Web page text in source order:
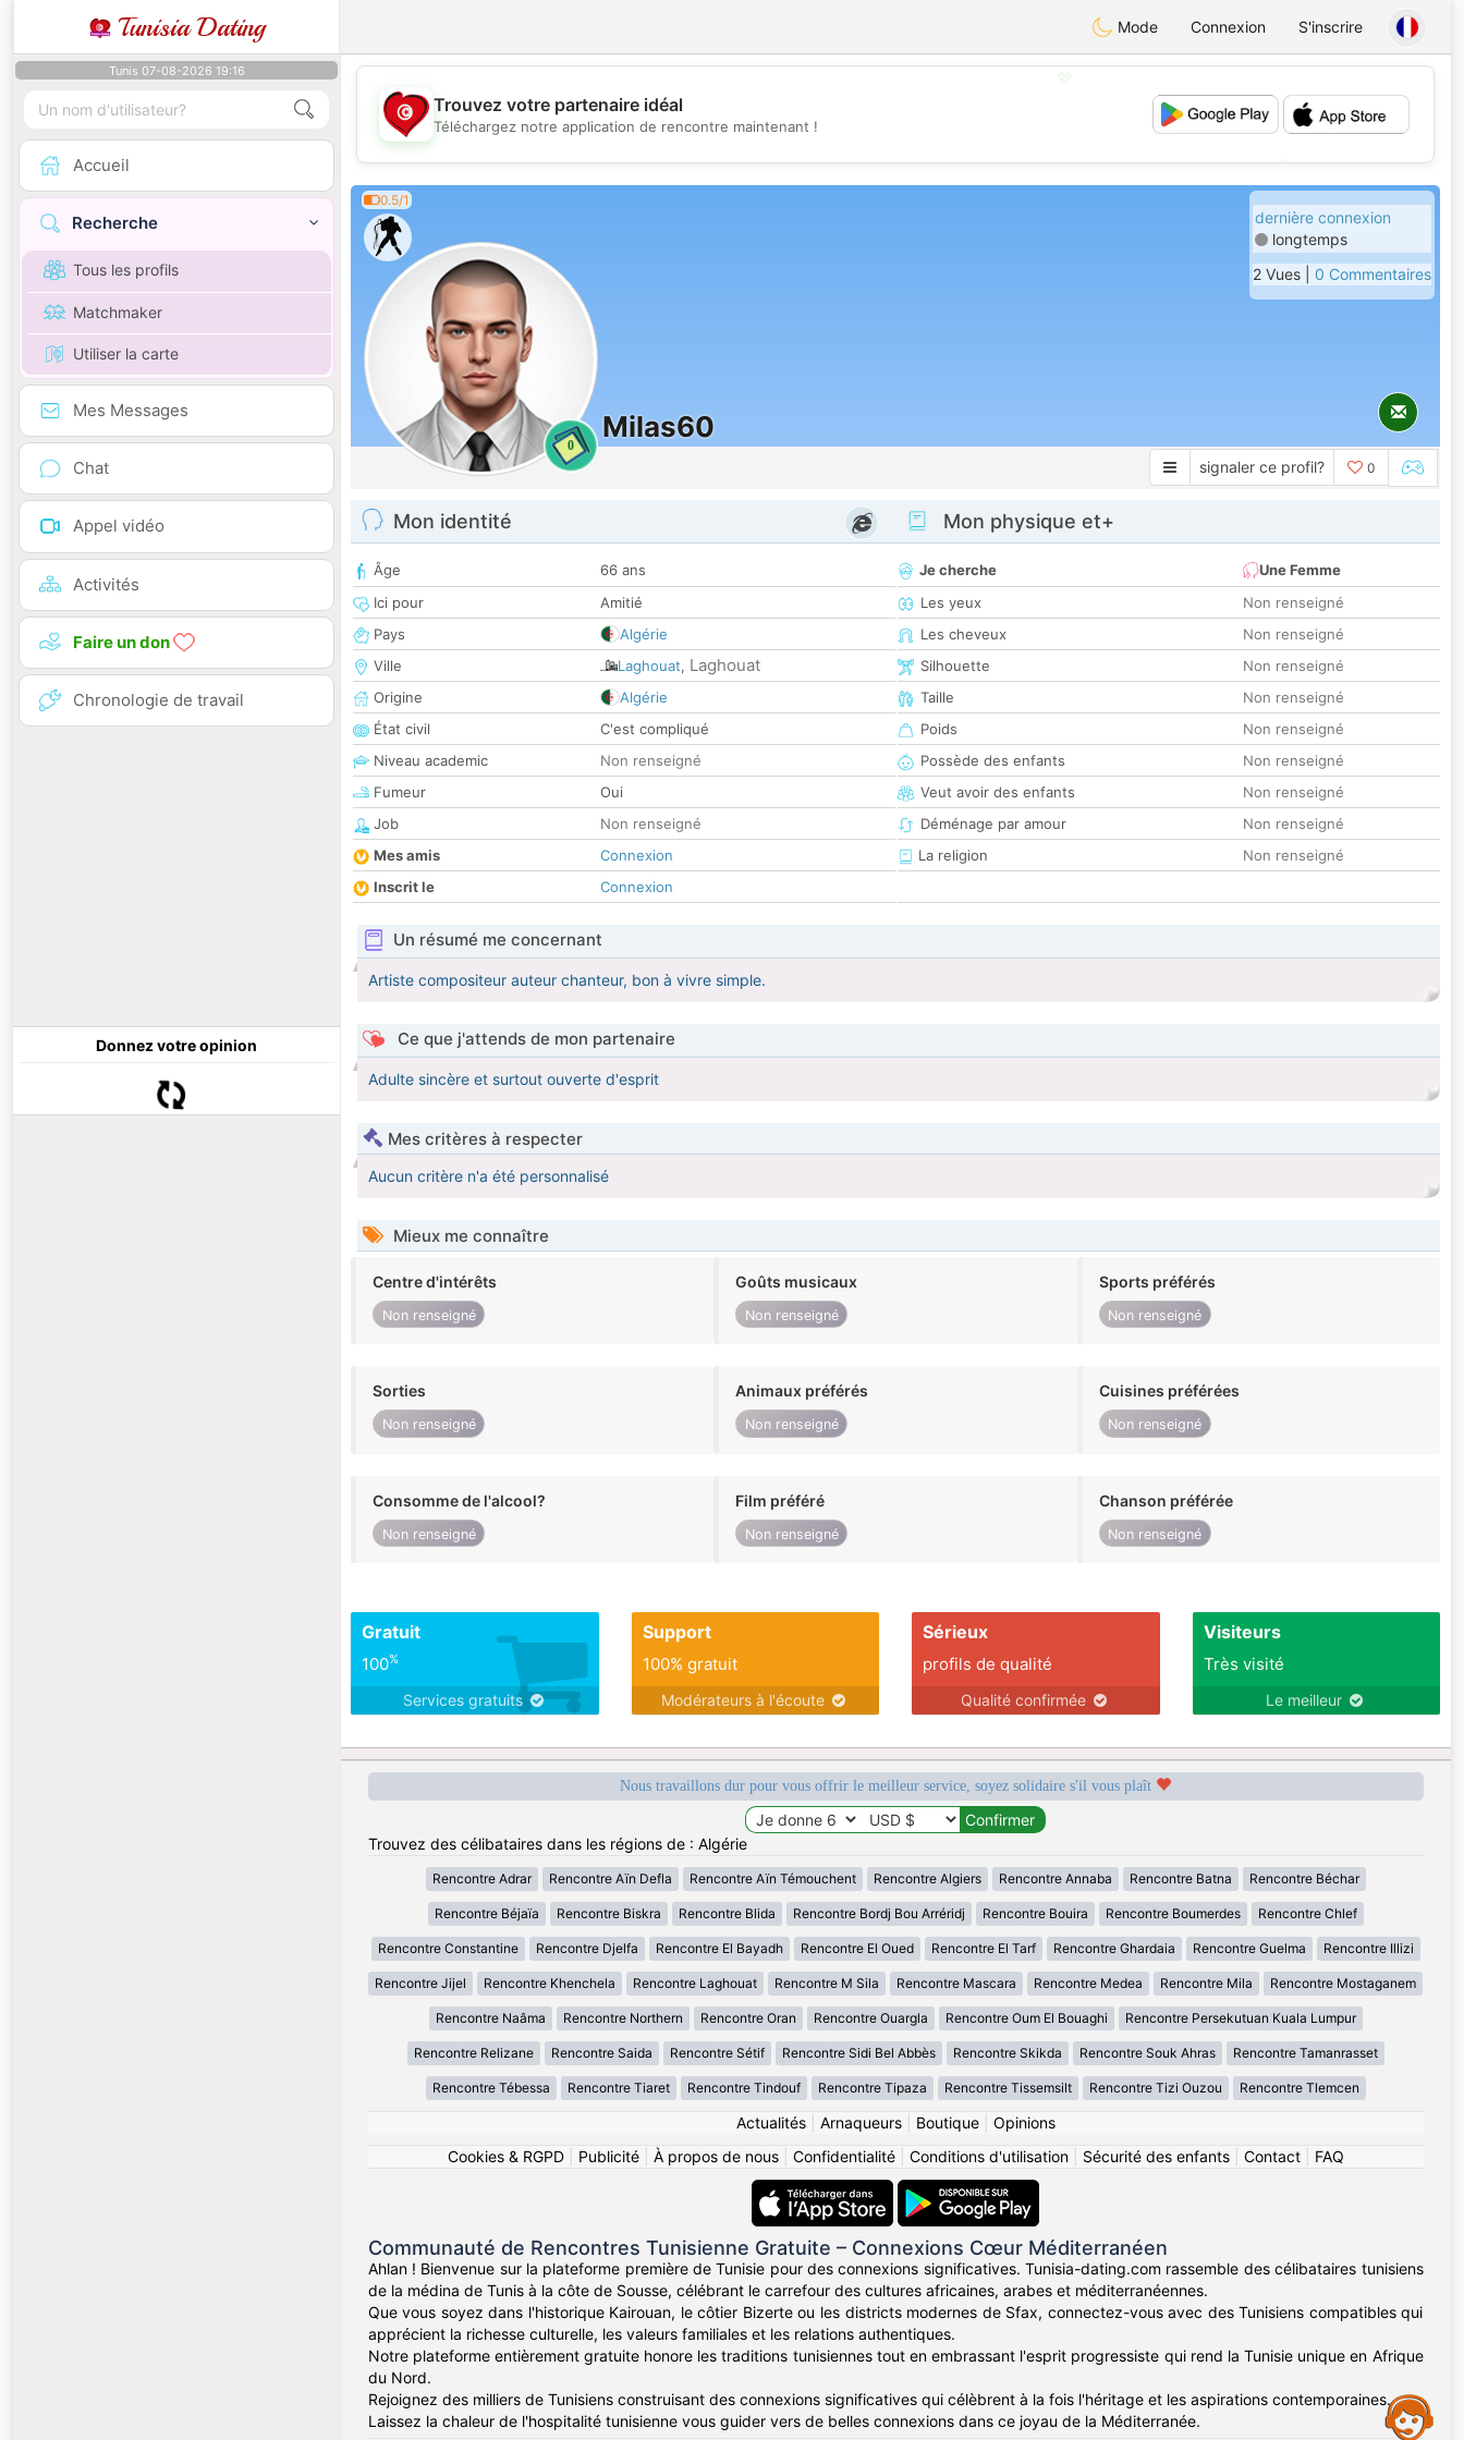
Tunisia Dating Mode Connexion S'inscrire
Tunis 07-08-2026 19:16
Accueil
Recherche
Tous les profils
Matchmaker
Utiliser la carte
Mes Messages
Chat
Appel vidéo
Activités
Faire un don
Chronologie de travail
Donnez votre opinion
💖
💕
Trouvez votre partenaire idéal
Téléchargez notre application de rencontre maintenant !
0.5/1
0
Milas60
dernière connexion
longtemps
2 Vues | 0 Commentaires
signaler ce profil? 0
Mon identité
Âge
66 ans
Ici pour
Amitié
Pays
Algérie
Ville
Laghouat, Laghouat
Origine
Algérie
État civil
C'est compliqué
Niveau academic
Non renseigné
Fumeur
Oui
Job
Non renseigné
Mes amis
Connexion
Inscrit le
Connexion
Mon physique et+
Je cherche
Une Femme
Les yeux
Non renseigné
Les cheveux
Non renseigné
Silhouette
Non renseigné
Taille
Non renseigné
Poids
Non renseigné
Possède des enfants
Non renseigné
Veut avoir des enfants
Non renseigné
Déménage par amour
Non renseigné
La religion
Non renseigné
Un résumé me concernant
Artiste compositeur auteur chanteur, bon à vivre simple.
Ce que j'attends de mon partenaire
Adulte sincère et surtout ouverte d'esprit
Mes critères à respecter
Aucun critère n'a été personnalisé
Mieux me connaître
Centre d'intérêts
Non renseigné
Goûts musicaux
Non renseigné
Sports préférés
Non renseigné
Sorties
Non renseigné
Animaux préférés
Non renseigné
Cuisines préférées
Non renseigné
Consomme de l'alcool?
Non renseigné
Film préféré
Non renseigné
Chanson préférée
Non renseigné
Gratuit
100%
Services gratuits
Support
100% gratuit
Modérateurs à l'écoute
Sérieux
profils de qualité
Qualité confirmée
Visiteurs
Très visité
Le meilleur
Nous travaillons dur pour vous offrir le meilleur service, soyez solidaire s'il vous plaît
Trouvez des célibataires dans les régions de : Algérie
Rencontre Adrar Rencontre Aïn Defla Rencontre Aïn Témouchent Rencontre Algiers Rencontre Annaba Rencontre Batna Rencontre Béchar
Rencontre Béjaïa Rencontre Biskra Rencontre Blida Rencontre Bordj Bou Arréridj Rencontre Bouira Rencontre Boumerdes Rencontre Chlef
Rencontre Constantine Rencontre Djelfa Rencontre El Bayadh Rencontre El Oued Rencontre El Tarf Rencontre Ghardaia Rencontre Guelma Rencontre Illizi
Rencontre Jijel Rencontre Khenchela Rencontre Laghouat Rencontre M Sila Rencontre Mascara Rencontre Medea Rencontre Mila Rencontre Mostaganem
Rencontre Naâma Rencontre Northern Rencontre Oran Rencontre Ouargla Rencontre Oum El Bouaghi Rencontre Persekutuan Kuala Lumpur
Rencontre Relizane Rencontre Saida Rencontre Sétif Rencontre Sidi Bel Abbès Rencontre Skikda Rencontre Souk Ahras Rencontre Tamanrasset
Rencontre Tébessa Rencontre Tiaret Rencontre Tindouf Rencontre Tipaza Rencontre Tissemsilt Rencontre Tizi Ouzou Rencontre Tlemcen
Actualités| Arnaqueurs| Boutique| Opinions
Cookies & RGPD| Publicité| À propos de nous| Confidentialité| Conditions d'utilisation| Sécurité des enfants| Contact| FAQ
Communauté de Rencontres Tunisienne Gratuite – Connexions Cœur Méditerranéen
Ahlan ! Bienvenue sur la plateforme première de Tunisie pour des connexions significatives. Tunisia-dating.com rassemble des célibataires tunisiens
de la médina de Tunis à la côte de Sousse, célébrant le carrefour des cultures africaines, arabes et méditerranéennes.
Que vous soyez dans l'historique Kairouan, le côtier Bizerte ou les districts modernes de Sfax, connectez-vous avec des Tunisiens compatibles qui
apprécient la richesse culturelle, les valeurs familiales et les relations authentiques.
Notre plateforme entièrement gratuite honore les traditions tunisiennes tout en embrassant l'esprit progressiste qui rend la Tunisie unique en Afrique
du Nord.
Rejoignez des milliers de Tunisiens construisant des connexions significatives qui célèbrent à la fois l'héritage et les aspirations contemporaines.
Laissez la chaleur de l'hospitalité tunisienne vous guider vers de belles connexions dans ce joyau de la Méditerranée.
Assistance